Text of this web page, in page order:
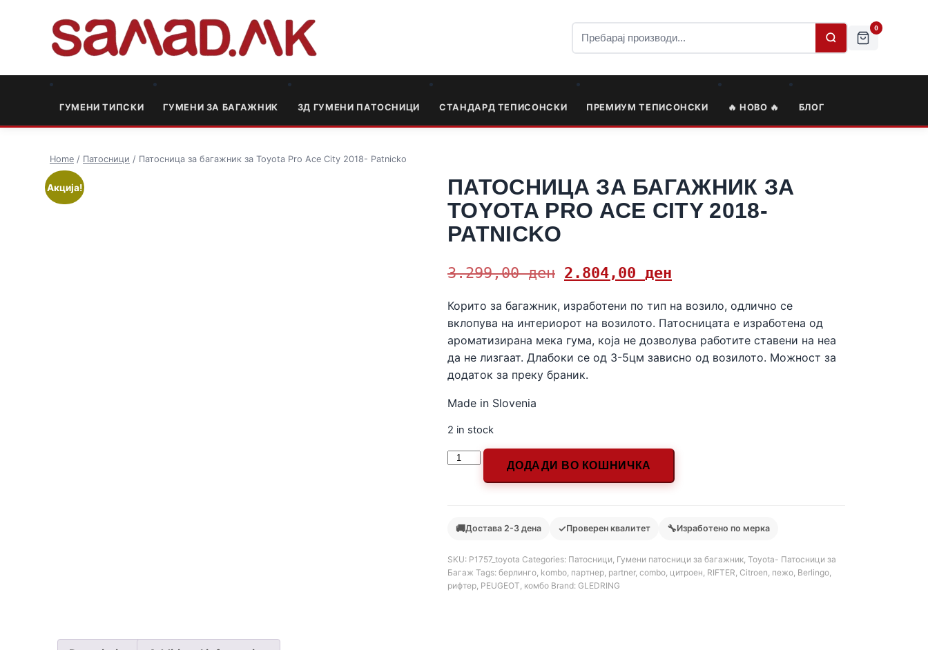
0
ГУМЕНИ ТИПСКИ ГУМЕНИ ЗА БАГАЖНИК 3Д ГУМЕНИ ПАТОСНИЦИ СТАНДАРД ТЕПИСОНСКИ ПРЕМИУМ ТЕПИСОНСКИ 🔥 НОВО 🔥 БЛОГ
Home / Патосници / Патосница за багажник за Toyota Pro Ace City 2018- Patnicko
Акција!
ПАТОСНИЦА ЗА БАГАЖНИК ЗА
TOYOTA PRO ACE CITY 2018-
PATNICKO
3.299,00ден 2.804,00 ден
Корито за багажник, изработени по тип на возило, одлично се
вклопува на интериорот на возилото. Патосницата е изработена од
ароматизирана мека гума, која не дозволува работите ставени на неа
да не лизгаат. Длабоки се од 3-5цм зависно од возилото. Можност за
додаток за преку браник.
Made in Slovenia
2 in stock
ДОДАДИ ВО КОШНИЧКА
🚚Достава 2-3 дена ✓Проверен квалитет 🔧Изработено по мерка
SKU: Р1757_toyota Categories: Патосници Гумени патосници за багажник Toyota- Патосници за
Багаж Tags: берлинго kombo партнер partner, combo цитроен RIFTER Citroen пежо Berlingo
рифтер PEUGEOT комбо Brand: GLEDRING